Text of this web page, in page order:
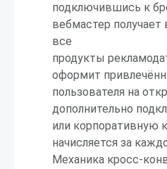
подключившись к
вебмастер получает
все
продукты
оформит
пользователя на
дополнительно
или корпоративную
начисляется за
Механика кросс-